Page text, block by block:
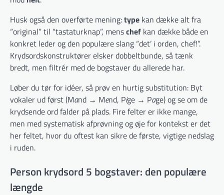
Husk også den overførte mening:type kan dække alt fra
“original” til “tastaturknap”, menschef kan dække både en
konkret leder og den populære slang “det’ i orden, chef!”.
Krydsordskonstruktører elsker dobbeltbunde, så tænk
bredt, men filtrér med de bogstaver du allerede har.
Løber du tør for idéer, så prøv en hurtig substitution: Byt
vokaler ud først (Mand → Mend, Pige → Page) og se om de
krydsende ord falder på plads. Fire felter er ikke mange,
men med systematisk afprøvning og øje for kontekst er det
her feltet, hvor du oftest kan sikre de første, vigtige nedslag
i ruden.
Person krydsord 5 bogstaver: den populære
længde